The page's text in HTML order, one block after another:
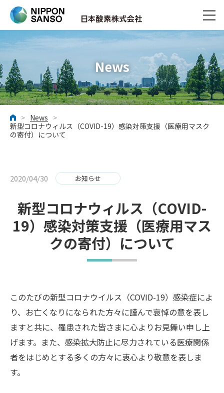
News
ホーム
> News >
新型コロナウィルス（COVID-19）感染対策支援（医療用マスク
の寄付）について
2020/04/30 お知らせ
新型コロナウィルス（COVID-
19）感染対策支援（医療用マス
クの寄付）について
このたびの新型コロナウイルス（COVID-19）感染症によ
り、お亡くなりになられた方々に謹んで哀悼の意を表し
ますと共に、罹患された皆さまに心よりお見舞い申し上
げます。また、感染拡大防止に尽力されている医療関係
者をはじめとする多くの方々に衷心より敬意を表しま
す。